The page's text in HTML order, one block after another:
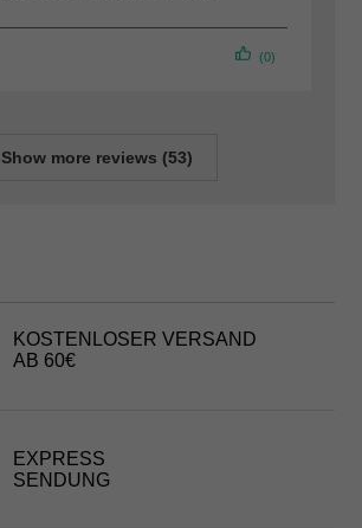
(0)
Show more reviews (53)
KOSTENLOSER VERSAND
AB 60€
EXPRESS
SENDUNG